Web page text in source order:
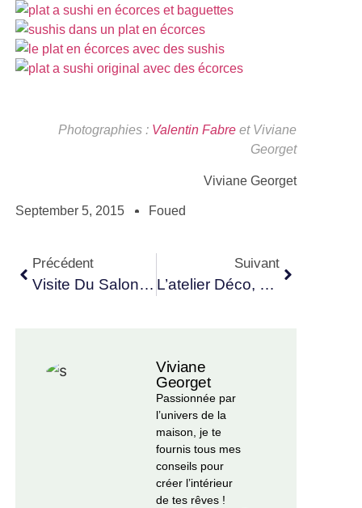
Photographies : Valentin Fabre et Viviane
Georget
Viviane Georget
September 5, 2015 Foued
Précédent
Visite Du Salon Romantique De Véronique
Suivant
L’atelier Déco, La Nouvelle Émission Déco
Viviane
Georget
Passionnée par
l’univers de la
maison, je te
fournis tous mes
conseils pour
créer l’intérieur
de tes rêves !